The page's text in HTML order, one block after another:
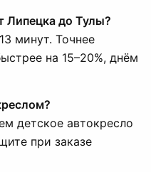
Липецка до Тулы?
минут. Точнее
на 15–20%, днём
детское автокресло
при заказе